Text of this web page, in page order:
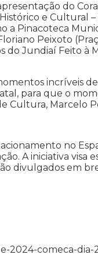
do
e Cultural –
a Pinacoteca
Peixoto
do Jundiaí Feito à
incríveis
para que o
Cultura, Marcelo
no
A iniciativa visa
divulgados em
2024-comeca-